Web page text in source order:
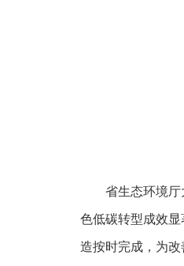
省生态环境
色低碳转型成效
造按时完成，为改